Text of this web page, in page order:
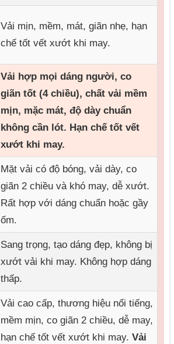
Vải mịn, mềm, mát, giãn nhẹ, hạn
chế tốt vết xướt khi may.
Vải hợp mọi dáng người, co
giãn tốt (4 chiều), chất vải mềm
mịn, mặc mát, độ dày chuẩn
không cần lót. Hạn chế tốt vết
xướt khi may.
Mặt vải có độ bóng, vải dày, co
giãn 2 chiều và khó may, dễ xướt.
Rất hợp với dáng chuẩn hoặc gầy
ốm.
Sang trọng, tạo dáng đẹp, không bị
xướt vải khi may. Không hợp dáng
thấp.
Vải cao cấp, thương hiệu nổi tiếng,
mềm mịn, co giãn 2 chiều, dễ may,
hạn chế tốt vết xướt khi may. Vải